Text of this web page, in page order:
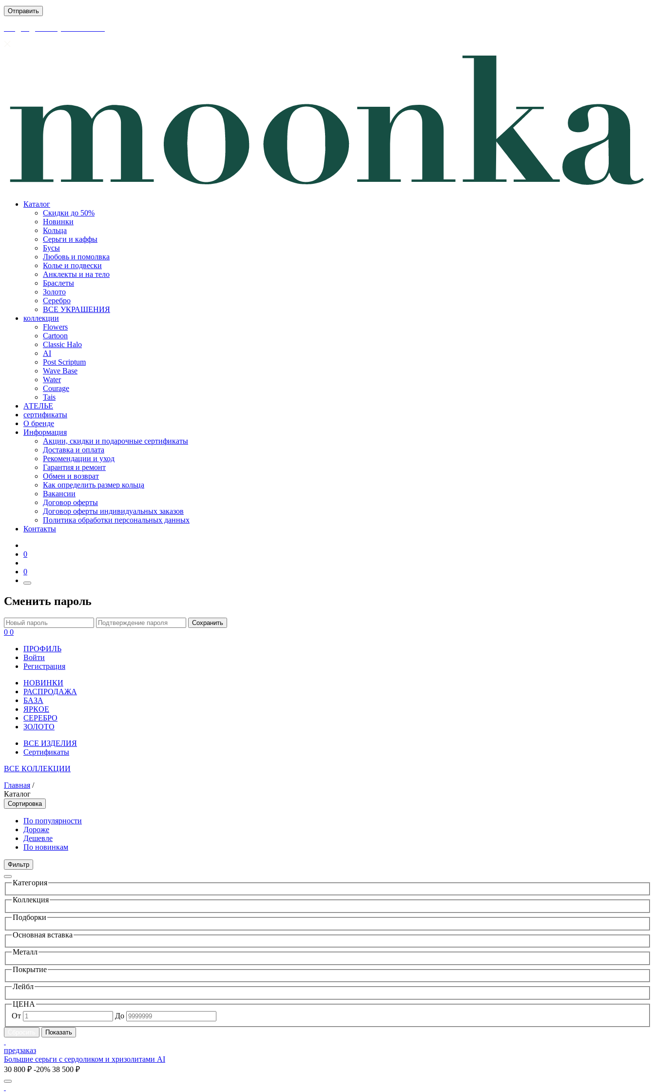
Каталог
Скидки до 50%
Новинки
Кольца
Серьги и каффы
Бусы
Любовь и помолвка
Колье и подвески
Анклекты и на тело
Браслеты
Золото
Серебро
ВСЕ УКРАШЕНИЯ
коллекции
Flowers
Cartoon
Classic Halo
AI
Post Scriptum
Wave Base
Water
Courage
Tais
АТЕЛЬЕ
сертификаты
О бренде
Информация
Акции, скидки и подарочные сертификаты
Доставка и оплата
Рекомендации и уход
Гарантия и ремонт
Обмен и возврат
Как определить размер кольца
Вакансии
Договор оферты
Договор оферты индивидуальных заказов
Политика обработки персональных данных
Контакты
0
0
Сменить пароль
Сохранить
0 0
ПРОФИЛЬ
Войти
Регистрация
НОВИНКИ
РАСПРОДАЖА
БАЗА
ЯРКОЕ
СЕРЕБРО
ЗОЛОТО
ВСЕ ИЗДЕЛИЯ
Сертификаты
ВСЕ КОЛЛЕКЦИИ
Главная /
Каталог
Сортировка
По популярности
Дороже
Дешевле
По новинкам
Фильтр
Категория
Коллекция
Подборки
Основная вставка
Металл
Покрытие
Лейбл
ЦЕНА
От
До
предзаказ
Большие серьги с сердоликом и хризолитами AI
30 800 ₽ -20% 38 500 ₽